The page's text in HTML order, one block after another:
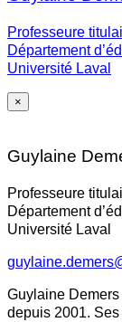
Professeure
Département
Université Laval
×
Guylaine
Professeure
Département
Université Laval
Guylaine Demers
depuis 2001.